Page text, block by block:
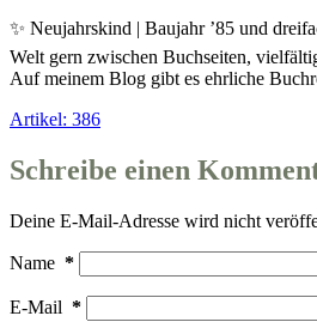
✨ Neujahrskind | Baujahr ’85 und
Welt gern zwischen Buchseiten,
Auf meinem Blog gibt es ehrliche
Artikel: 386
Schreibe einen
Deine E-Mail-Adresse wird nicht
Name *
E-Mail *